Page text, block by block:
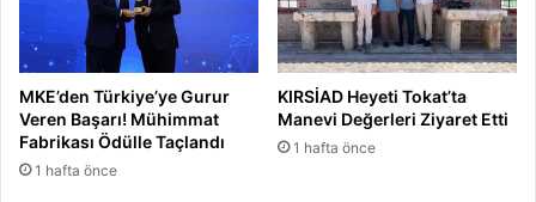
MKE’den Türkiye’ye Gurur
Veren Başarı! Mühimmat
Fabrikası Ödülle Taçlandı
1 hafta önce
KIRSİAD Heyeti Tokat’ta
Manevi Değerleri Ziyaret Etti
1 hafta önce